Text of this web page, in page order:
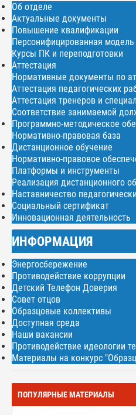
Об отделе
Актуальные документы
Повышение квалификации
Персонифицированная модель
Курсы ПК и переподготовки
Аттестация
Нормативные документы по
Аттестация педагогических
Аттестация тренеров и
Соответствие занимаемой
Программно-методическое
Нормативно-правовая база
Дистанционное обучение
Нормативно-правовое
Платформы и инструменты
Реализация дистанционного
Наставничество
Социальный сертификат
Инновационная деятельность
ИНФОРМАЦИЯ
Энергосбережение
Противодействие коррупции
Детский Телефон Доверия
Совет отцов
Образцовые коллективы
Доступная среда
Наши вакансии
Противодействие идеологии
Материалы на конкурс
ПОПУЛЯРНЫЕ МАТЕРИАЛЫ